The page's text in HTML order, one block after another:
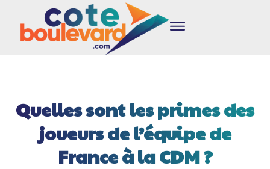
Quelles sont les primes des
joueurs de l’équipe de
France à la CDM ?